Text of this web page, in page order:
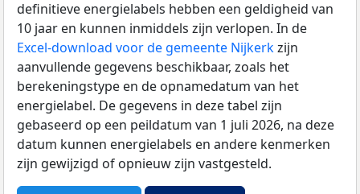
definitieve energielabels hebben een geldigheid van
10 jaar en kunnen inmiddels zijn verlopen. In de
Excel-download voor de gemeente Nijkerkzijn
aanvullende gegevens beschikbaar, zoals het
berekeningstype en de opnamedatum van het
energielabel. De gegevens in deze tabel zijn
gebaseerd op een peildatum van 1 juli 2026, na deze
datum kunnen energielabels en andere kenmerken
zijn gewijzigd of opnieuw zijn vastgesteld.